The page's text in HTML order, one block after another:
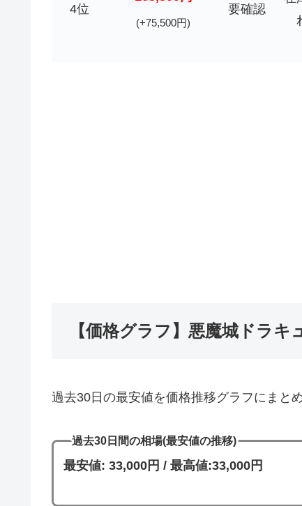
4位
(+75,500円)
要確認
【価格グラフ】悪魔城ドラ
過去30日の最安値を価格推移グラフにまと
過去30日間の相場(最安値の推移)
最安値: 33,000円 / 最高値:33,000円